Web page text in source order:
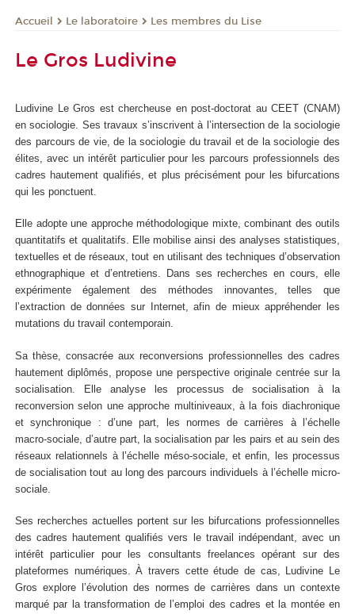
Accueil Le laboratoire Les membres du Lise
Le Gros Ludivine
Ludivine Le Gros est chercheuse en post-doctorat au CEET (CNAM)
en sociologie. Ses travaux s’inscrivent à l’intersection de la sociologie
des parcours de vie, de la sociologie du travail et de la sociologie des
élites, avec un intérêt particulier pour les parcours professionnels des
cadres hautement qualifiés, et plus précisément pour les bifurcations
qui les ponctuent.
Elle adopte une approche méthodologique mixte, combinant des outils
quantitatifs et qualitatifs. Elle mobilise ainsi des analyses statistiques,
textuelles et de réseaux, tout en utilisant des techniques d’observation
ethnographique et d’entretiens. Dans ses recherches en cours, elle
expérimente également des méthodes innovantes, telles que
l’extraction de données sur Internet, afin de mieux appréhender les
mutations du travail contemporain.
Sa thèse, consacrée aux reconversions professionnelles des cadres
hautement diplômés, propose une perspective originale centrée sur la
socialisation. Elle analyse les processus de socialisation à la
reconversion selon une approche multiniveaux, à la fois diachronique
et synchronique : d’une part, les normes de carrières à l’échelle
macro-sociale, d’autre part, la socialisation par les pairs et au sein des
réseaux relationnels à l’échelle méso-sociale, et enfin, les processus
de socialisation tout au long des parcours individuels à l’échelle micro-
sociale.
Ses recherches actuelles portent sur les bifurcations professionnelles
des cadres hautement qualifiés vers le travail indépendant, avec un
intérêt particulier pour les consultants freelances opérant sur des
plateformes numériques. À travers cette étude de cas, Ludivine Le
Gros explore l’évolution des normes de carrières dans un contexte
marqué par la transformation de l’emploi des cadres et la montée en